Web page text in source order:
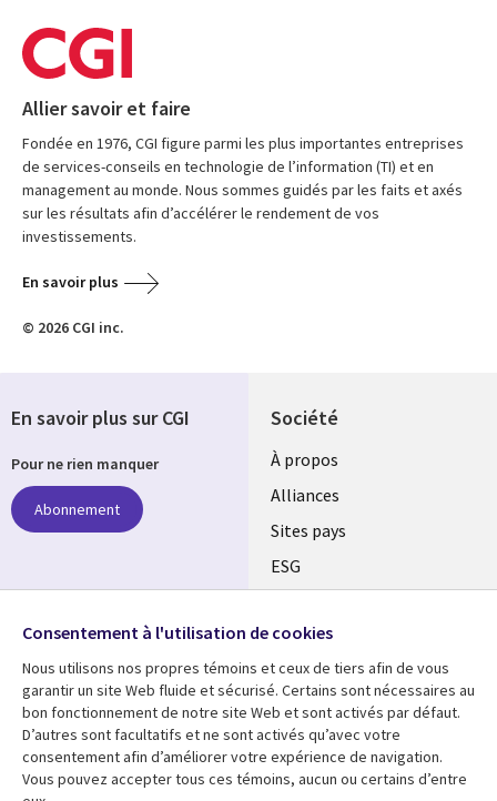
Allier savoir et faire
Fondée en 1976, CGI figure parmi les plus importantes entreprises
de services-conseils en technologie de l’information (TI) et en
management au monde. Nous sommes guidés par les faits et axés
sur les résultats afin d’accélérer le rendement de vos
investissements.
En savoir plus
© 2026 CGI inc.
Société
À propos
Alliances
Sites pays
ESG
Fusions
Salle de presse
Ressources Support
En savoir plus sur CGI
Pour ne rien manquer
Abonnement
Suivez-nous
Social
Media
Global
FR
Consentement à l'utilisation de cookies
Nous utilisons nos propres témoins et ceux de tiers afin de vous
garantir un site Web fluide et sécurisé. Certains sont nécessaires au
bon fonctionnement de notre site Web et sont activés par défaut.
D’autres sont facultatifs et ne sont activés qu’avec votre
consentement afin d’améliorer votre expérience de navigation.
Vous pouvez accepter tous ces témoins, aucun ou certains d’entre